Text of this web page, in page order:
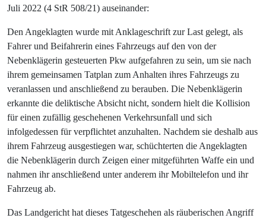
Juli 2022 (4 StR 508/21) auseinander:
Den Angeklagten wurde mit Anklageschrift zur Last gelegt, als
Fahrer und Beifahrerin eines Fahrzeugs auf den von der
Nebenklägerin gesteuerten Pkw aufgefahren zu sein, um sie nach
ihrem gemeinsamen Tatplan zum Anhalten ihres Fahrzeugs zu
veranlassen und anschließend zu berauben. Die Nebenklägerin
erkannte die deliktische Absicht nicht, sondern hielt die Kollision
für einen zufällig geschehenen Verkehrsunfall und sich
infolgedessen für verpflichtet anzuhalten. Nachdem sie deshalb aus
ihrem Fahrzeug ausgestiegen war, schüchterten die Angeklagten
die Nebenklägerin durch Zeigen einer mitgeführten Waffe ein und
nahmen ihr anschließend unter anderem ihr Mobiltelefon und ihr
Fahrzeug ab.
Das Landgericht hat dieses Tatgeschehen als räuberischen Angriff